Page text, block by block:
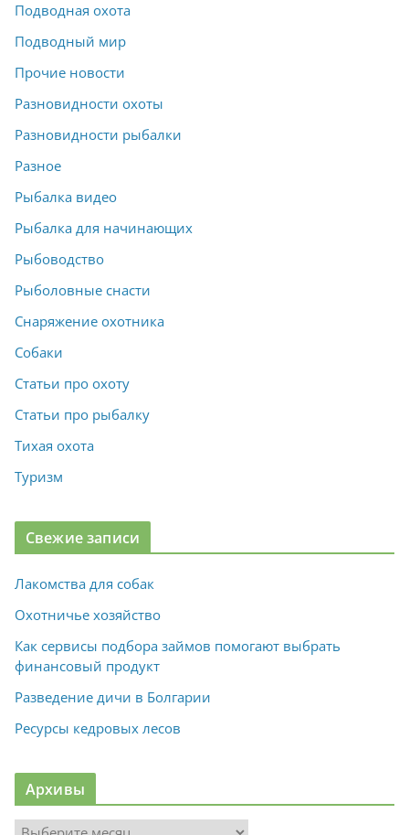
Подводная охота
Подводный мир
Прочие новости
Разновидности охоты
Разновидности рыбалки
Разное
Рыбалка видео
Рыбалка для начинающих
Рыбоводство
Рыболовные снасти
Снаряжение охотника
Собаки
Статьи про охоту
Статьи про рыбалку
Тихая охота
Туризм
Свежие записи
Лакомства для собак
Охотничье хозяйство
Как сервисы подбора займов помогают выбрать
финансовый продукт
Разведение дичи в Болгарии
Ресурсы кедровых лесов
Архивы